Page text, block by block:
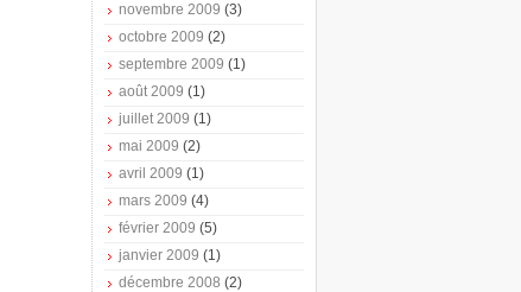
novembre 2009 (3)
octobre 2009 (2)
septembre 2009 (1)
août 2009 (1)
juillet 2009 (1)
mai 2009 (2)
avril 2009 (1)
mars 2009 (4)
février 2009 (5)
janvier 2009 (1)
décembre 2008 (2)